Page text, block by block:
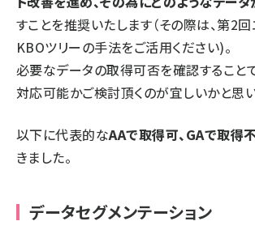
すことを推奨いたします（その際は、第2回
KBOツリーの手法をご活用ください)。
必要なデータの取得可否を確認すること
対応可能かご検討頂くのが宜しいかと思い
以下に代表的なAAで取得可、GAで取得
きました。
データセグメンテーション